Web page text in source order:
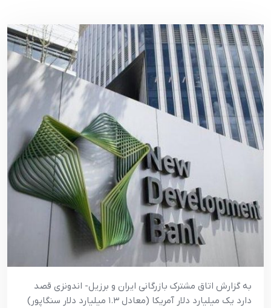
به گزارش اتاق مشترک بازرگانی ایران و برزیل- اندونزی قصد
دارد یک میلیارد دلار آمریکا (معادل ۱.۳ میلیارد دلار سنگاپور)